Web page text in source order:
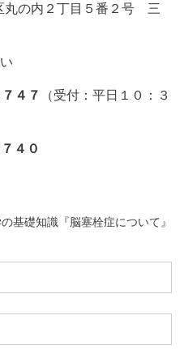
の内２丁目５番２号 三
４７
（受付：平日１０：３
４０
基礎知識『脳塞栓症について』